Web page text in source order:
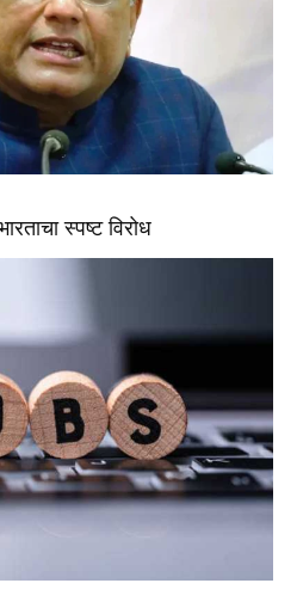
स्पष्ट विरोध